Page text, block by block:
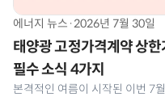
에너지 뉴스 ·2026년 7월 30일
태양광 고정가격계약 상
필수 소식 4가지
본격적인 여름이 시작된 이번 7